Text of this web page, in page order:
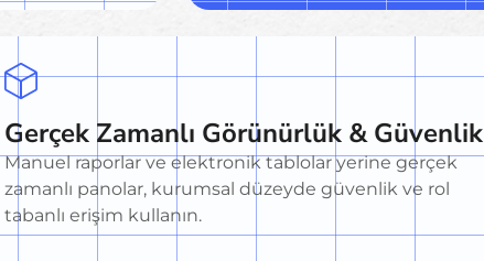
Gerçek Zamanlı Görünürlük & Güvenlik
Manuel raporlar ve elektronik tablolar yerine gerçek
zamanlı panolar, kurumsal düzeyde güvenlik ve rol
tabanlı erişim kullanın.